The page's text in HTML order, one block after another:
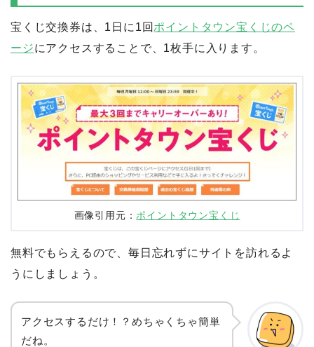
宝くじ交換券は、1日に1回 ポイントタウン宝くじのペ
ージにアクセスすることで、1枚手に入ります。
画像引用元： ポイントタウン宝くじ
無料でもらえるので、毎日忘れずにサイトを訪れるよ
うにしましょう。
アクセスするだけ！？めちゃくちゃ簡単
だね。